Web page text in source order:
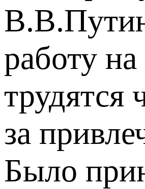
работу
трудятся
за
Было